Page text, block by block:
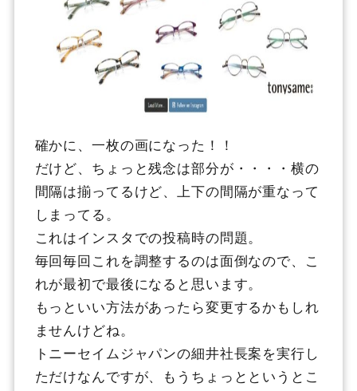
確かに、一枚の画になった！！
だけど、ちょっと残念は部分が・・・・横の
間隔は揃ってるけど、上下の間隔が重なって
しまってる。
これはインスタでの投稿時の問題。
毎回毎回これを調整するのは面倒なので、こ
れが最初で最後になると思います。
もっといい方法があったら変更するかもしれ
ませんけどね。
トニーセイムジャパンの細井社長案を実行し
ただけなんですが、もうちょっとというとこ